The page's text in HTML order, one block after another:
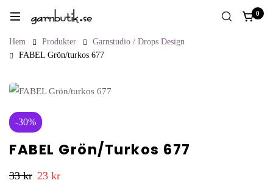
0
Hem Produkter
Garnstudio / Drops Design
FABEL Grön/turkos 677
-30%
FABEL Grön/turkos 677
33kr 23 kr